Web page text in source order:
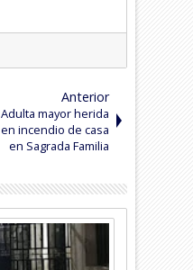
Anterior
Adulta mayor herida
en incendio de casa
en Sagrada Familia